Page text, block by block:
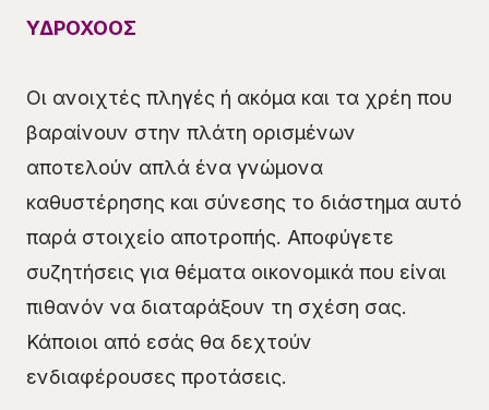
ΥΔΡΟΧΟΟΣ
Οι ανοιχτές πληγές ή ακόμα και τα χρέη που
βαραίνουν στην πλάτη ορισμένων
αποτελούν απλά ένα γνώμονα
καθυστέρησης και σύνεσης το διάστημα αυτό
παρά στοιχείο αποτροπής. Αποφύγετε
συζητήσεις για θέματα οικονομικά που είναι
πιθανόν να διαταράξουν τη σχέση σας.
Κάποιοι από εσάς θα δεχτούν
ενδιαφέρουσες προτάσεις.